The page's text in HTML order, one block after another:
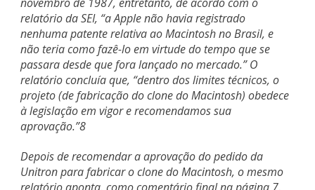
relatório da SEI, “a Apple não havia registrado
nenhuma patente relativa ao Macintosh no Brasil, e
não teria como fazê-lo em virtude do tempo que se
passara desde que fora lançado no mercado.” O
relatório concluía que, “dentro dos limites técnicos, o
projeto (de fabricação do clone do Macintosh) obedece
à legislação em vigor e recomendamos sua
aprovação.”8
Depois de recomendar a aprovação do pedido da
Unitron para fabricar o clone do Macintosh, o mesmo